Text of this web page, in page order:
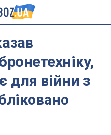
для війни з